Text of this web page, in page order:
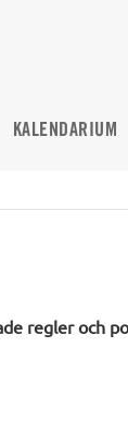
KALENDARIUM
regler och